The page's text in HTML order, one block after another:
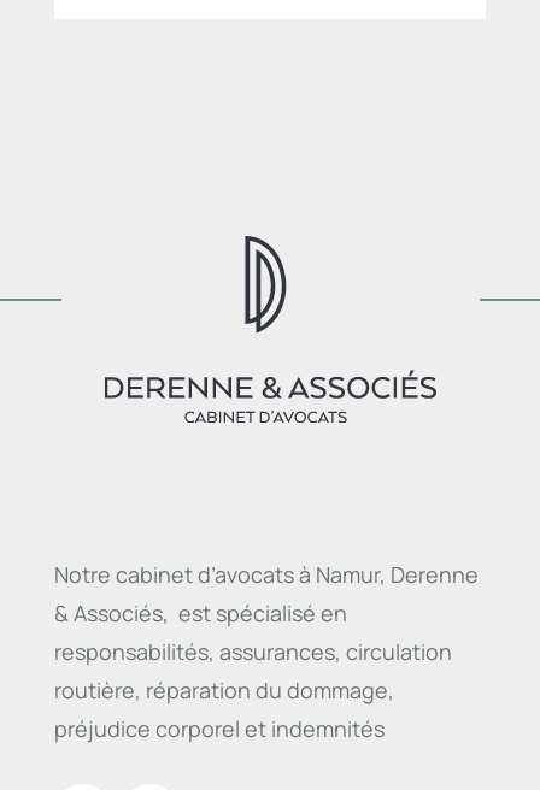
Notre cabinet d’avocats à Namur, Derenne
& Associés, est spécialisé en
responsabilités, assurances, circulation
routière, réparation du dommage,
préjudice corporel et indemnités